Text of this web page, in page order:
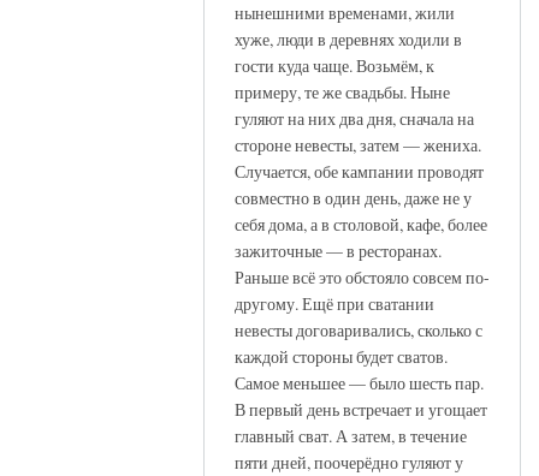
нынешними временами, жили
хуже, люди в деревнях ходили в
гости куда чаще. Возьмём, к
примеру, те же свадьбы. Ныне
гуляют на них два дня, сначала на
стороне невесты, затем — жениха.
Случается, обе кампании проводят
совместно в один день, даже не у
себя дома, а в столовой, кафе, более
зажиточные — в ресторанах.
Раньше всё это обстояло совсем по-
другому. Ещё при сватании
невесты договаривались, сколько с
каждой стороны будет сватов.
Самое меньшее — было шесть пар.
В первый день встречает и угощает
главный сват. А затем, в течение
пяти дней, поочерёдно гуляют у